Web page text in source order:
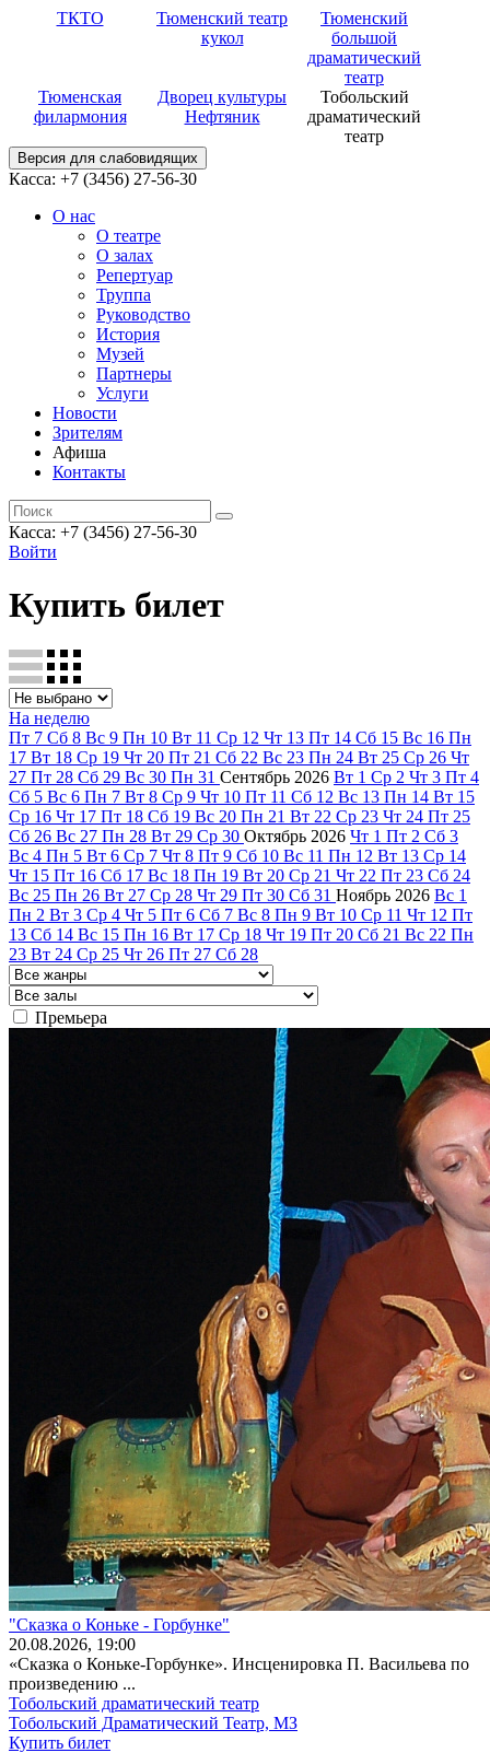
ТКТО
Тюменский театр
кукол
Тюменский
большой
драматический
театр
Тюменская
филармония
Дворец культуры
Нефтяник
Тобольский
драматический
театр
Версия для слабовидящих
Касса: +7 (3456) 27-56-30
О нас
О театре
О залах
Репертуар
Труппа
Руководство
История
Музей
Партнеры
Услуги
Новости
Зрителям
Афиша
Контакты
Касса: +7 (3456) 27-56-30
Войти
Купить билет
На неделю
Пт 7 Сб 8 Вс 9 Пн 10 Вт 11 Ср 12 Чт 13 Пт 14 Сб 15 Вс 16 Пн
17 Вт 18 Ср 19 Чт 20 Пт 21 Сб 22 Вс 23 Пн 24 Вт 25 Ср 26 Чт
27 Пт 28 Сб 29 Вс 30 Пн 31 Сентябрь 2026 Вт 1 Ср 2 Чт 3 Пт 4
Сб 5 Вс 6 Пн 7 Вт 8 Ср 9 Чт 10 Пт 11 Сб 12 Вс 13 Пн 14 Вт 15
Ср 16 Чт 17 Пт 18 Сб 19 Вс 20 Пн 21 Вт 22 Ср 23 Чт 24 Пт 25
Сб 26 Вс 27 Пн 28 Вт 29 Ср 30 Октябрь 2026 Чт 1 Пт 2 Сб 3
Вс 4 Пн 5 Вт 6 Ср 7 Чт 8 Пт 9 Сб 10 Вс 11 Пн 12 Вт 13 Ср 14
Чт 15 Пт 16 Сб 17 Вс 18 Пн 19 Вт 20 Ср 21 Чт 22 Пт 23 Сб 24
Вс 25 Пн 26 Вт 27 Ср 28 Чт 29 Пт 30 Сб 31 Ноябрь 2026 Вс 1
Пн 2 Вт 3 Ср 4 Чт 5 Пт 6 Сб 7 Вс 8 Пн 9 Вт 10 Ср 11 Чт 12 Пт
13 Сб 14 Вс 15 Пн 16 Вт 17 Ср 18 Чт 19 Пт 20 Сб 21 Вс 22 Пн
23 Вт 24 Ср 25 Чт 26 Пт 27 Сб 28
Премьера
"Сказка о Коньке - Горбунке"
20.08.2026, 19:00
«Сказка о Коньке-Горбунке». Инсценировка П. Васильева по
произведению ...
Тобольский драматический театр
Тобольский Драматический Театр, МЗ
Купить билет